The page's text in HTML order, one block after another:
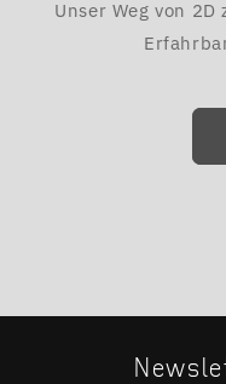
Unser Weg von